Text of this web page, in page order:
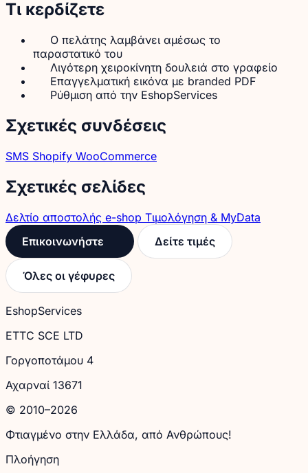
Τι κερδίζετε
Ο πελάτης λαμβάνει αμέσως το
παραστατικό του
Λιγότερη χειροκίνητη δουλειά στο γραφείο
Επαγγελματική εικόνα με branded PDF
Ρύθμιση από την EshopServices
Σχετικές συνδέσεις
SMS Shopify WooCommerce
Σχετικές σελίδες
Δελτίο αποστολής e-shop Τιμολόγηση & MyData
Επικοινωνήστε
Δείτε τιμές
Όλες οι γέφυρες
EshopServices
ETTC SCE LTD
Γοργοποτάμου 4
Αχαρναί 13671
© 2010–2026
Φτιαγμένο στην Ελλάδα, από Ανθρώπους!
Πλοήγηση